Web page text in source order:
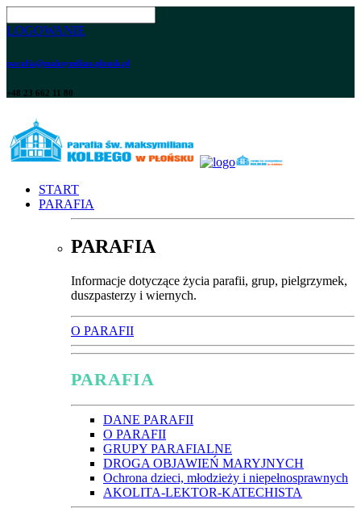
LOGOWANIE
parafia@maksymilian.plonsk.pl
+48 23 662 11 80
START
PARAFIA
PARAFIA
Informacje dotyczące życia parafii, grup, pielgrzymek,
duszpasterzy i wiernych.
O PARAFII
PARAFIA
DANE PARAFII
O PARAFII
GRUPY PARAFIALNE
DROGA OBJAWIEŃ MARYJNYCH
Ochrona dzieci, młodzieży i niepełnosprawnych
AKOLITA-LEKTOR-KATECHISTA